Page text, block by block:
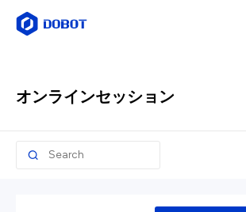
オンラインセッション